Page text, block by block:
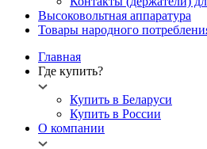
Высоковольтная аппаратура
Товары народного
Главная
Где купить?
Купить в Беларуси
Купить в России
О компании